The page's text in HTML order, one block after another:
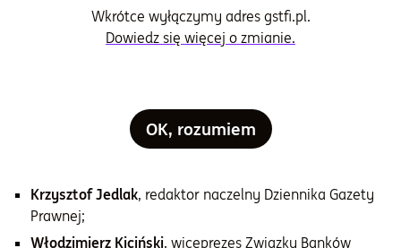
finansowych, nauki i biznesu. W jej skład weszli:
Robert Bohynik,CFA, wiceprezes zarządu NN
Elisabetta Falcetti, dyrektor na Europę Środkową i
Kraje Bałtyckie Europejskiego Banku Odbudowy i
Krzysztof Jedlak, redaktor naczelny Dziennika Gazety
Prawnej;
Włodzimierz Kiciński, wiceprezes Związku Banków
Wkrótce wyłączymy adres gstfi.pl.
Dowiedz się więcej o zmianie.
OK, rozumiem